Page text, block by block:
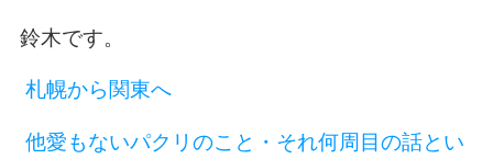
鈴木です。
札幌から関東へ
他愛もないパクリのこと・それ何周目の話とい